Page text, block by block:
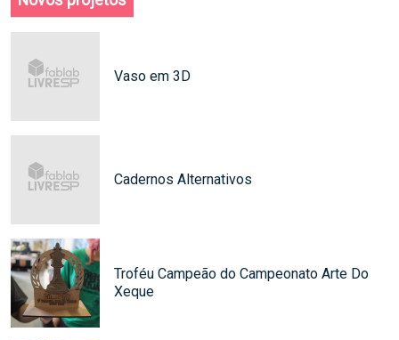
Vaso em 3D
Cadernos Alternativos
Troféu Campeão do Campeonato Arte Do
Xeque